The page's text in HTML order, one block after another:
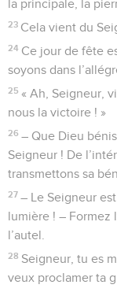
la principale, la
23 Cela vient du
24 Ce jour de fête
soyons dans
25 « Ah, Seigneur,
nous la victoire ! »
26 – Que Dieu
Seigneur ! De
transmettons sa
27 – Le Seigneur
lumière ! – Formez
l’autel.
28 Seigneur, tu es
veux proclamer ta